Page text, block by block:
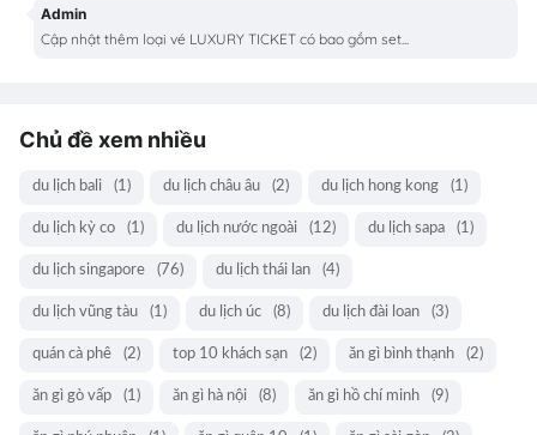
Admin
Cập nhật thêm loại vé LUXURY TICKET có bao gồm set...
Chủ đề xem nhiều
du lịch bali (1) du lịch châu âu (2) du lịch hong kong (1)
du lịch kỳ co (1) du lịch nước ngoài (12) du lịch sapa (1)
du lịch singapore (76) du lịch thái lan (4)
du lịch vũng tàu (1) du lịch úc (8) du lịch đài loan (3)
quán cà phê (2) top 10 khách sạn (2) ăn gì bình thạnh (2)
ăn gì gò vấp (1) ăn gì hà nội (8) ăn gì hồ chí minh (9)